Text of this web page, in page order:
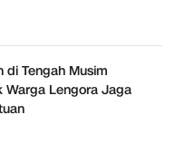
di Tengah Musim
Warga Lengora Jaga